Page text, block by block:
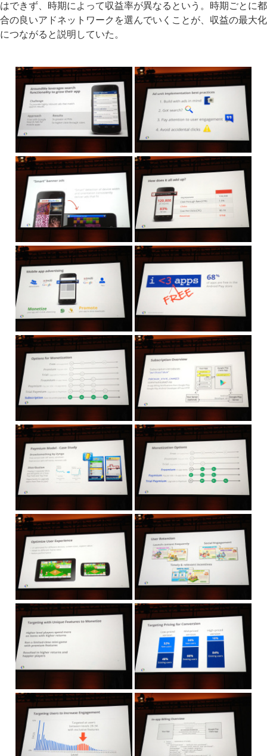
はできず、時期によって収益率が異なるという。時期ごとに都
合の良いアドネットワークを選んでいくことが、収益の最大化
につながると説明していた。